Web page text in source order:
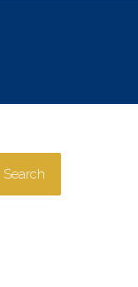
Search